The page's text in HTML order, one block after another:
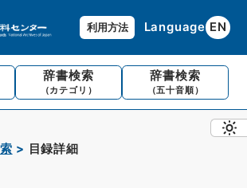
利用方法 Language EN
辞書検索
（カテゴリ）
辞書検索
（五十音順）
目録詳細